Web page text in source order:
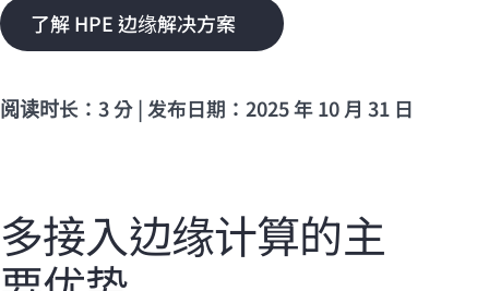
了解 HPE 边缘解决方案
阅读时长：3 分 | 发布日期：2025 年 10 月 31 日
多接入边缘计算的主